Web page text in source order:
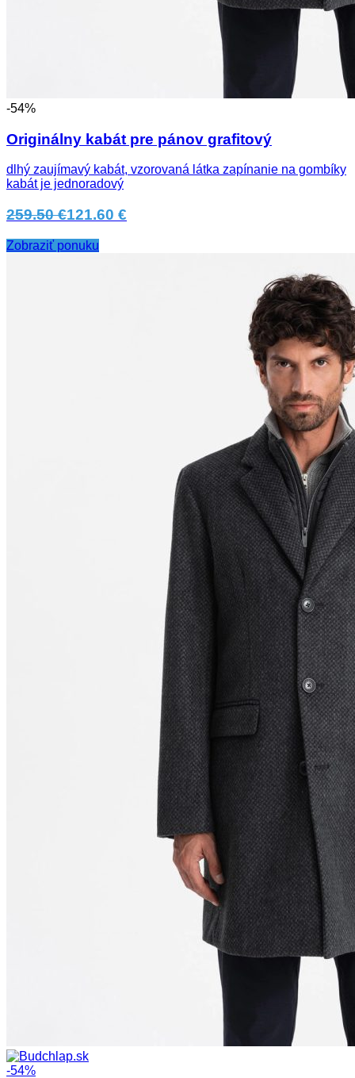
-54%
Originálny kabát pre pánov grafitový
dlhý zaujímavý kabát, vzorovaná látka zapínanie na gombíky
kabát je jednoradový
259.50 €121.60 €
Zobraziť ponuku
-54%